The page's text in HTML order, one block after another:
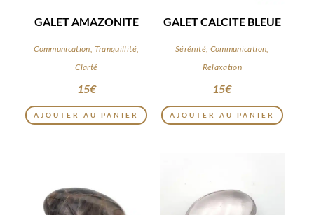
GALET AMAZONITE
Communication, Tranquillité,
Clarté
15€
AJOUTER AU PANIER
GALET CALCITE BLEUE
Sérénité, Communication,
Relaxation
15€
AJOUTER AU PANIER